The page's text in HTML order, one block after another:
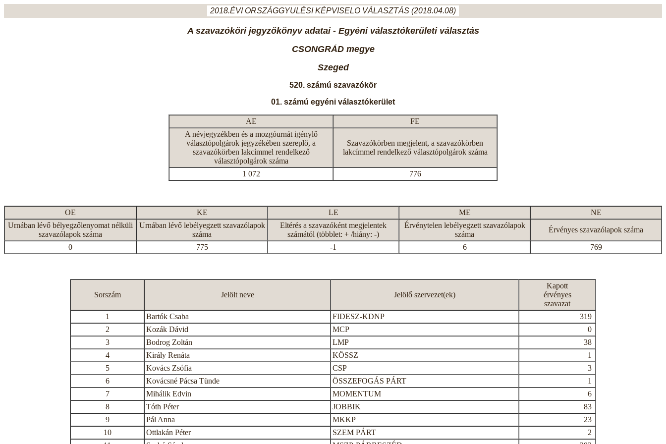
2018.ÉVI ORSZÁGGYULÉSI KÉPVISELO VÁLASZTÁS (2018.04.08)
A szavazóköri jegyzőkönyv adatai - Egyéni választókerületi választás
CSONGRÁD megye
Szeged
520. számú szavazókör
01. számú egyéni választókerület
AE
FE
A névjegyzékben és a mozgóurnát igénylő
választópolgárok jegyzékében szereplő, a
szavazókörben lakcímmel rendelkező
választópolgárok száma
Szavazókörben megjelent, a szavazókörben
lakcímmel rendelkező választópolgárok száma
1 072 776
OE KE LE ME
NE
Urnában lévő bélyegzőlenyomat nélküli
szavazólapok száma
Urnában lévő lebélyegzett szavazólapok
száma
Eltérés a szavazóként megjelentek
számától (többlet: + /hiány: -)
Érvénytelen lebélyegzett szavazólapok
száma
Érvényes szavazólapok száma
0 775 -1 6 769
Sorszám Jelölt neve Jelölő szervezet(ek)
Kapott
érvényes
szavazat
1
Bartók Csaba FIDESZ-KDNP
319
2
Kozák Dávid MCP
0
3
Bodrog Zoltán LMP
38
4
Király Renáta KÖSSZ
1
5
Kovács Zsófia CSP
3
6
Kovácsné Pácsa Tünde ÖSSZEFOGÁS PÁRT
1
7
Mihálik Edvin MOMENTUM
6
8
Tóth Péter JOBBIK
83
9
Pál Anna MKKP
23
10
Ottlakán Péter SZEM PÁRT
2